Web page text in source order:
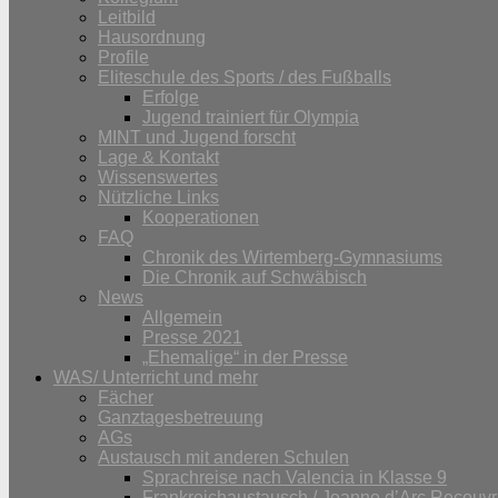
Leitbild
Hausordnung
Profile
Eliteschule des Sports / des Fußballs
Erfolge
Jugend trainiert für Olympia
MINT und Jugend forscht
Lage & Kontakt
Wissenswertes
Nützliche Links
Kooperationen
FAQ
Chronik des Wirtemberg-Gymnasiums
Die Chronik auf Schwäbisch
News
Allgemein
Presse 2021
„Ehemalige“ in der Presse
WAS/ Unterricht und mehr
Fächer
Ganztagesbetreuung
AGs
Austausch mit anderen Schulen
Sprachreise nach Valencia in Klasse 9